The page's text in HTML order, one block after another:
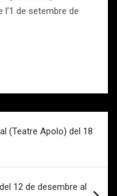
de setembre de
(Teatre Apolo) del 18
12 de desembre al